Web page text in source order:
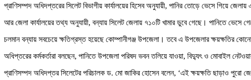
প্রাণিসম্পদ অধিদপ্তরের সিলেট বিভাগীয় কার্যালয়ের হিসেব অনুযায়ী, পানির তোড়ে ভেসে গিয়ে
আর জেলা কার্যালয়ের তথ্য অনুযায়ী, বন্যায় সিলেট জেলায় ৭১০টি খামার ডুবে গেছে। পানিতে
চলমান বন্যায় সবচেয়ে ক্ষতিগ্রস্ত হয়েছে কোম্পানীগঞ্জ উপজেলা। তবে এ উপজেলার ক্ষয়ক্ষতির
অধিপ্তরের কর্মকর্তারা বলছেন, পানিতে উপজেলা পরিষদ ভবন তলিয়ে যাওয়া, বিদ্যুৎ ও মোবাইল
প্রাণিসম্পদ অধিদপ্তর সিলেটের পরিচালক ড. মো জাকির হোসেন বলেন, ‘এই ক্ষয়ক্ষতি ছাড়াও পুরো